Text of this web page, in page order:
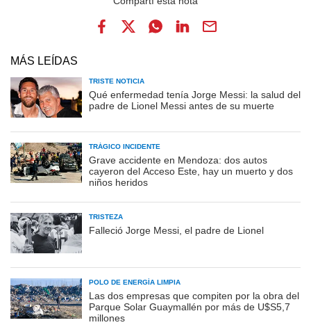
MÁS LEÍDAS
TRISTE NOTICIA
Qué enfermedad tenía Jorge Messi: la salud del
padre de Lionel Messi antes de su muerte
TRÁGICO INCIDENTE
Grave accidente en Mendoza: dos autos
cayeron del Acceso Este, hay un muerto y dos
niños heridos
TRISTEZA
Falleció Jorge Messi, el padre de Lionel
POLO DE ENERGÍA LIMPIA
Las dos empresas que compiten por la obra del
Parque Solar Guaymallén por más de U$S5,7
millones